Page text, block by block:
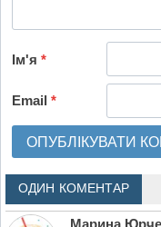
Ім'я*
Email*
ОДИН КОМЕНТАР